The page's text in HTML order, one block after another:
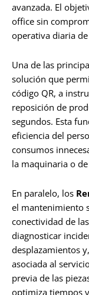
avanzada. El
office sin
operativa diaria
Una de las
solución que
código QR, a
reposición de
segundos. Esta
eficiencia del
consumos
la maquinaria o
En paralelo, los
el mantenimiento
conectividad de
diagnosticar
desplazamientos
asociada al
previa de las
optimiza tiempos